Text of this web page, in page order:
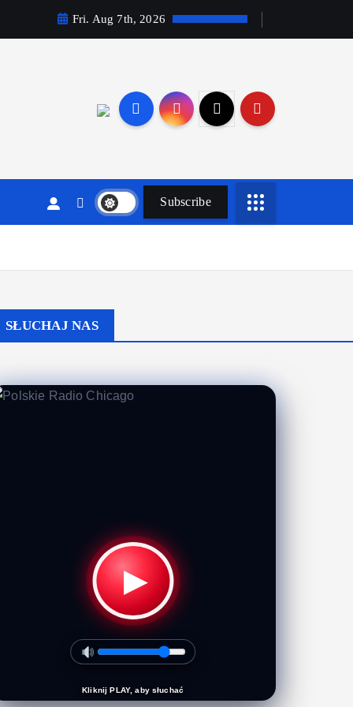
Fri. Aug 7th, 2026
Subscribe
SŁUCHAJ NAS
▶
Kliknij PLAY, aby słuchać